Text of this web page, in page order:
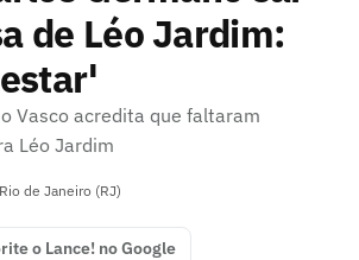
de Léo Jardim:
Vasco acredita que faltaram
Léo Jardim
Rio de Janeiro (RJ)
o Lance! no Google